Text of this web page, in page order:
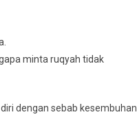
minta ruqyah tidak
dengan sebab kesembuhan